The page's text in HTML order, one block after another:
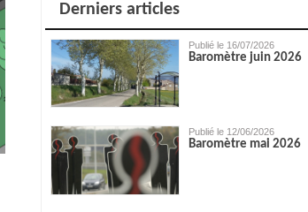
Derniers articles
Publié le 16/07/2026
Baromètre juin 2026
Publié le 12/06/2026
Baromètre mai 2026